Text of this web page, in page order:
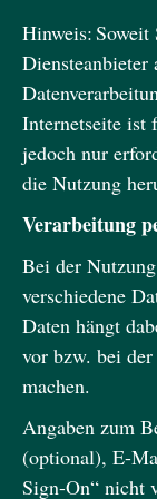
Hinweis:
Internetseite ist
jedoch nur
die Nutzung
Verarbeitung
Bei der
verschiedene
Daten hängt
vor bzw. bei
machen.
Angaben zum
(optional), E-
Sign-On“ nicht